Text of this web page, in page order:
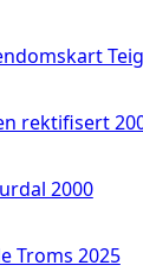
rektifisert
2000
Troms 2025